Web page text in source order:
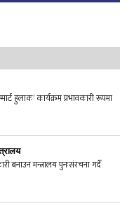
हुलाक’ कार्यक्रम प्रभावकारी रूपमा
बनाउन मन्त्रालय पुनःसंरचना गर्दै